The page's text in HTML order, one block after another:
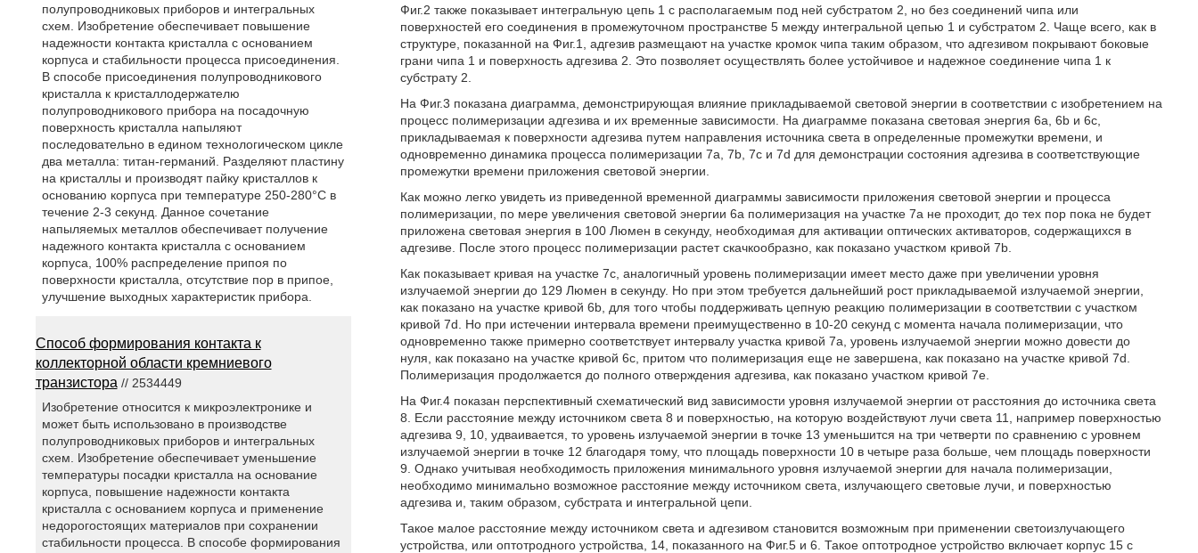
Фиг.2 также показывает интегральную цепь 1 с располагаемым под ней субстратом 2, но без соединений чипа или
поверхностей его соединения в промежуточном пространстве 5 между интегральной цепью 1 и субстратом 2. Чаще всего, как в
структуре, показанной на Фиг.1, адгезив размещают на участке кромок чипа таким образом, что адгезивом покрывают боковые
грани чипа 1 и поверхность адгезива 2. Это позволяет осуществлять более устойчивое и надежное соединение чипа 1 к
субстрату 2.
На Фиг.3 показана диаграмма, демонстрирующая влияние прикладываемой световой энергии в соответствии с изобретением на
процесс полимеризации адгезива и их временные зависимости. На диаграмме показана световая энергия 6а, 6b и 6с,
прикладываемая к поверхности адгезива путем направления источника света в определенные промежутки времени, и
одновременно динамика процесса полимеризации 7а, 7b, 7с и 7d для демонстрации состояния адгезива в соответствующие
промежутки времени приложения световой энергии.
Как можно легко увидеть из приведенной временной диаграммы зависимости приложения световой энергии и процесса
полимеризации, по мере увеличения световой энергии 6а полимеризация на участке 7а не проходит, до тех пор пока не будет
приложена световая энергия в 100 Люмен в секунду, необходимая для активации оптических активаторов, содержащихся в
адгезиве. После этого процесс полимеризации растет скачкообразно, как показано участком кривой 7b.
Как показывает кривая на участке 7с, аналогичный уровень полимеризации имеет место даже при увеличении уровня
излучаемой энергии до 129 Люмен в секунду. Но при этом требуется дальнейший рост прикладываемой излучаемой энергии,
как показано на участке кривой 6b, для того чтобы поддерживать цепную реакцию полимеризации в соответствии с участком
кривой 7d. Но при истечении интервала времени преимущественно в 10-20 секунд с момента начала полимеризации, что
одновременно также примерно соответствует интервалу участка кривой 7а, уровень излучаемой энергии можно довести до
нуля, как показано на участке кривой 6с, притом что полимеризация еще не завершена, как показано на участке кривой 7d.
Полимеризация продолжается до полного отверждения адгезива, как показано участком кривой 7е.
На Фиг.4 показан перспективный схематический вид зависимости уровня излучаемой энергии от расстояния до источника света
8. Если расстояние между источником света 8 и поверхностью, на которую воздействуют лучи света 11, например поверхностью
адгезива 9, 10, удваивается, то уровень излучаемой энергии в точке 13 уменьшится на три четверти по сравнению с уровнем
излучаемой энергии в точке 12 благодаря тому, что площадь поверхности 10 в четыре раза больше, чем площадь поверхности
9. Однако учитывая необходимость приложения минимального уровня излучаемой энергии для начала полимеризации,
необходимо минимально возможное расстояние между источником света, излучающего световые лучи, и поверхностью
адгезива и, таким образом, субстрата и интегральной цепи.
Такое малое расстояние между источником света и адгезивом становится возможным при применении светоизлучающего
устройства, или оптотродного устройства, 14, показанного на Фиг.5 и 6. Такое оптотродное устройство включает корпус 15 с
полупроводниковых приборов и интегральных
схем. Изобретение обеспечивает повышение
надежности контакта кристалла с основанием
корпуса и стабильности процесса присоединения.
В способе присоединения полупроводникового
кристалла к кристаллодержателю
полупроводникового прибора на посадочную
поверхность кристалла напыляют
последовательно в едином технологическом цикле
два металла: титан-германий. Разделяют пластину
на кристаллы и производят пайку кристаллов к
основанию корпуса при температуре 250-280°С в
течение 2-3 секунд. Данное сочетание
напыляемых металлов обеспечивает получение
надежного контакта кристалла с основанием
корпуса, 100% распределение припоя по
поверхности кристалла, отсутствие пор в припое,
улучшение выходных характеристик прибора.
Способ формирования контакта к
коллекторной области кремниевого
транзистора // 2534449
Изобретение относится к микроэлектронике и
может быть использовано в производстве
полупроводниковых приборов и интегральных
схем. Изобретение обеспечивает уменьшение
температуры посадки кристалла на основание
корпуса, повышение надежности контакта
кристалла с основанием корпуса и применение
недорогостоящих материалов при сохранении
стабильности процесса. В способе формирования